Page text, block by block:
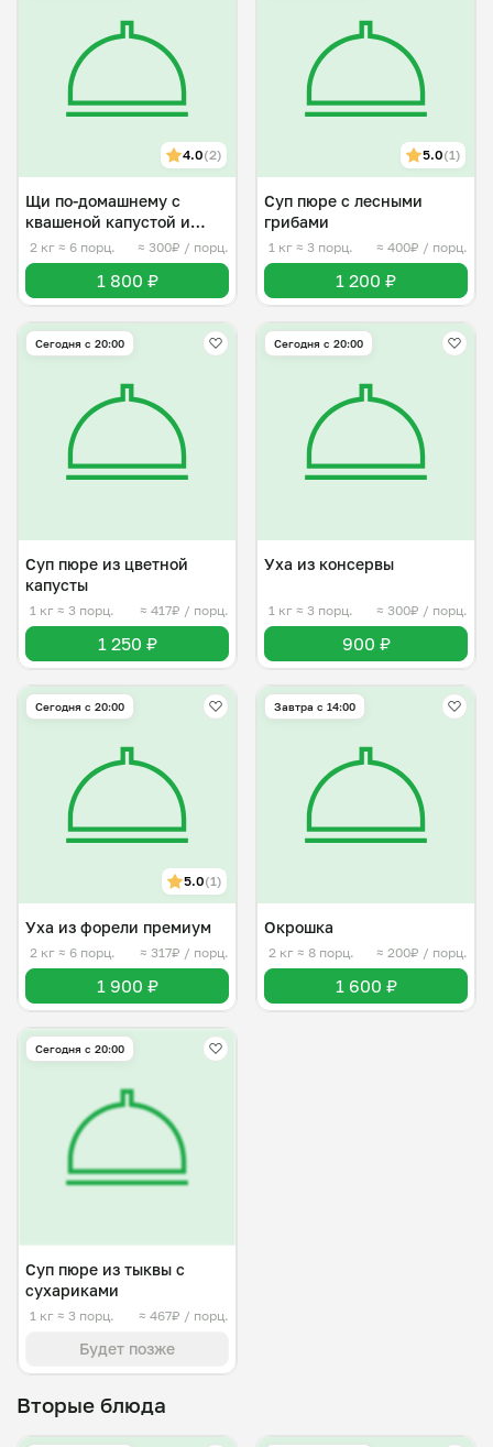
4.0(2)
Щи по-домашнему с
квашеной капустой и
говядиной
2 кг ≈ 6 порц. ≈ 300₽ / порц.
1 800 ₽
5.0(1)
Суп пюре с лесными
грибами
1 кг ≈ 3 порц. ≈ 400₽ / порц.
1 200 ₽
Сегодня с 20:00
Суп пюре из цветной
капусты
1 кг ≈ 3 порц. ≈ 417₽ / порц.
1 250 ₽
Сегодня с 20:00
Уха из консервы
1 кг ≈ 3 порц. ≈ 300₽ / порц.
900 ₽
Сегодня с 20:00
5.0(1)
Уха из форели премиум
2 кг ≈ 6 порц. ≈ 317₽ / порц.
1 900 ₽
Завтра c 14:00
Окрошка
2 кг ≈ 8 порц. ≈ 200₽ / порц.
1 600 ₽
Сегодня с 20:00
Суп пюре из тыквы с
сухариками
1 кг ≈ 3 порц. ≈ 467₽ / порц.
Будет позже
Вторые блюда